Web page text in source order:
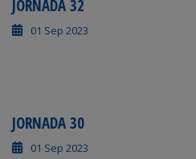
JORNADA 32
01 Sep 2023
JORNADA 30
01 Sep 2023